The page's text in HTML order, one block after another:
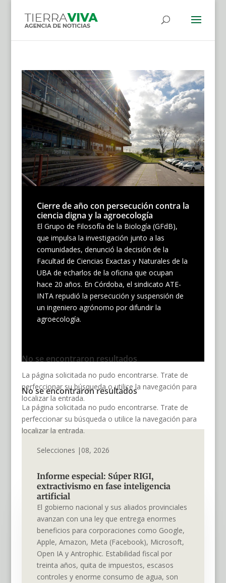
Cierre de año con persecución contra la
ciencia digna y la agroecología
El Grupo de Filosofía de la Biología (GFdB),
que impulsa la investigación junto a las
comunidades, denunció la decisión de la
Facultad de Ciencias Exactas y Naturales de la
UBA de echarlos de la oficina que ocupan
hace 20 años. En Córdoba, el sindicato ATE-
INTA repudió la persecución y suspensión de
un ingeniero agrónomo por difundir la
agroecología.
No se encontraron resultados
La página solicitada no pudo encontrarse. Trate de
perfeccionar su búsqueda o utilice la navegación para
localizar la entrada.
No se encontraron resultados
La página solicitada no pudo encontrarse. Trate de
perfeccionar su búsqueda o utilice la navegación para
localizar la entrada.
Selecciones |08, 2026
Informe especial: Súper RIGI,
extractivismo en fase inteligencia
artificial
El gobierno nacional y sus aliados provinciales
avanzan con una ley que entrega enormes
beneficios para corporaciones como Google,
Apple, Amazon, Meta (Facebook), Microsoft,
Open IA y Antrophic. Estabilidad fiscal por
treinta años, quita de impuestos, escasos
controles y enorme consumo de agua, son